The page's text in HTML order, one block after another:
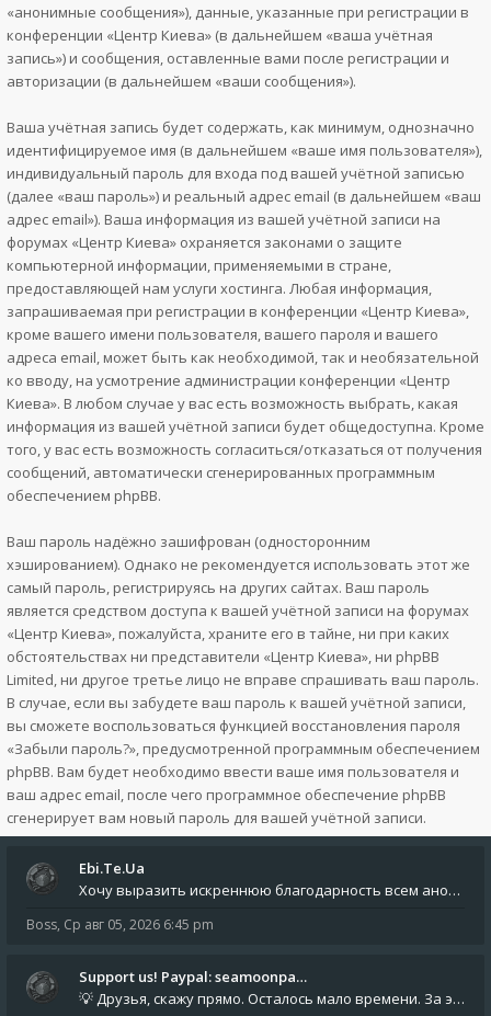
«анонимные сообщения»), данные, указанные при регистрации в
конференции «Центр Киева» (в дальнейшем «ваша учётная
запись») и сообщения, оставленные вами после регистрации и
авторизации (в дальнейшем «ваши сообщения»).
Ваша учётная запись будет содержать, как минимум, однозначно
идентифицируемое имя (в дальнейшем «ваше имя пользователя»),
индивидуальный пароль для входа под вашей учётной записью
(далее «ваш пароль») и реальный адрес email (в дальнейшем «ваш
адрес email»). Ваша информация из вашей учётной записи на
форумах «Центр Киева» охраняется законами о защите
компьютерной информации, применяемыми в стране,
предоставляющей нам услуги хостинга. Любая информация,
запрашиваемая при регистрации в конференции «Центр Киева»,
кроме вашего имени пользователя, вашего пароля и вашего
адреса email, может быть как необходимой, так и необязательной
ко вводу, на усмотрение администрации конференции «Центр
Киева». В любом случае у вас есть возможность выбрать, какая
информация из вашей учётной записи будет общедоступна. Кроме
того, у вас есть возможность согласиться/отказаться от получения
сообщений, автоматически сгенерированных программным
обеспечением phpBB.
Ваш пароль надёжно зашифрован (односторонним
хэшированием). Однако не рекомендуется использовать этот же
самый пароль, регистрируясь на других сайтах. Ваш пароль
является средством доступа к вашей учётной записи на форумах
«Центр Киева», пожалуйста, храните его в тайне, ни при каких
обстоятельствах ни представители «Центр Киева», ни phpBB
Limited, ни другое третье лицо не вправе спрашивать ваш пароль.
В случае, если вы забудете ваш пароль к вашей учётной записи,
вы сможете воспользоваться функцией восстановления пароля
«Забыли пароль?», предусмотренной программным обеспечением
phpBB. Вам будет необходимо ввести ваше имя пользователя и
ваш адрес email, после чего программное обеспечение phpBB
сгенерирует вам новый пароль для вашей учётной записи.
Ebi.Te.Ua
Хочу выразить искреннюю благодарность всем анонимным пользователям, которые поддержали наше сообщество финансово. Благод
Boss, Ср авг 05, 2026 6:45 pm
Support us! Paypal: seamoonpa…
💡 Друзья, скажу прямо. Осталось мало времени. За это время нам нужно закрыть последние обязательные расходы: около 500